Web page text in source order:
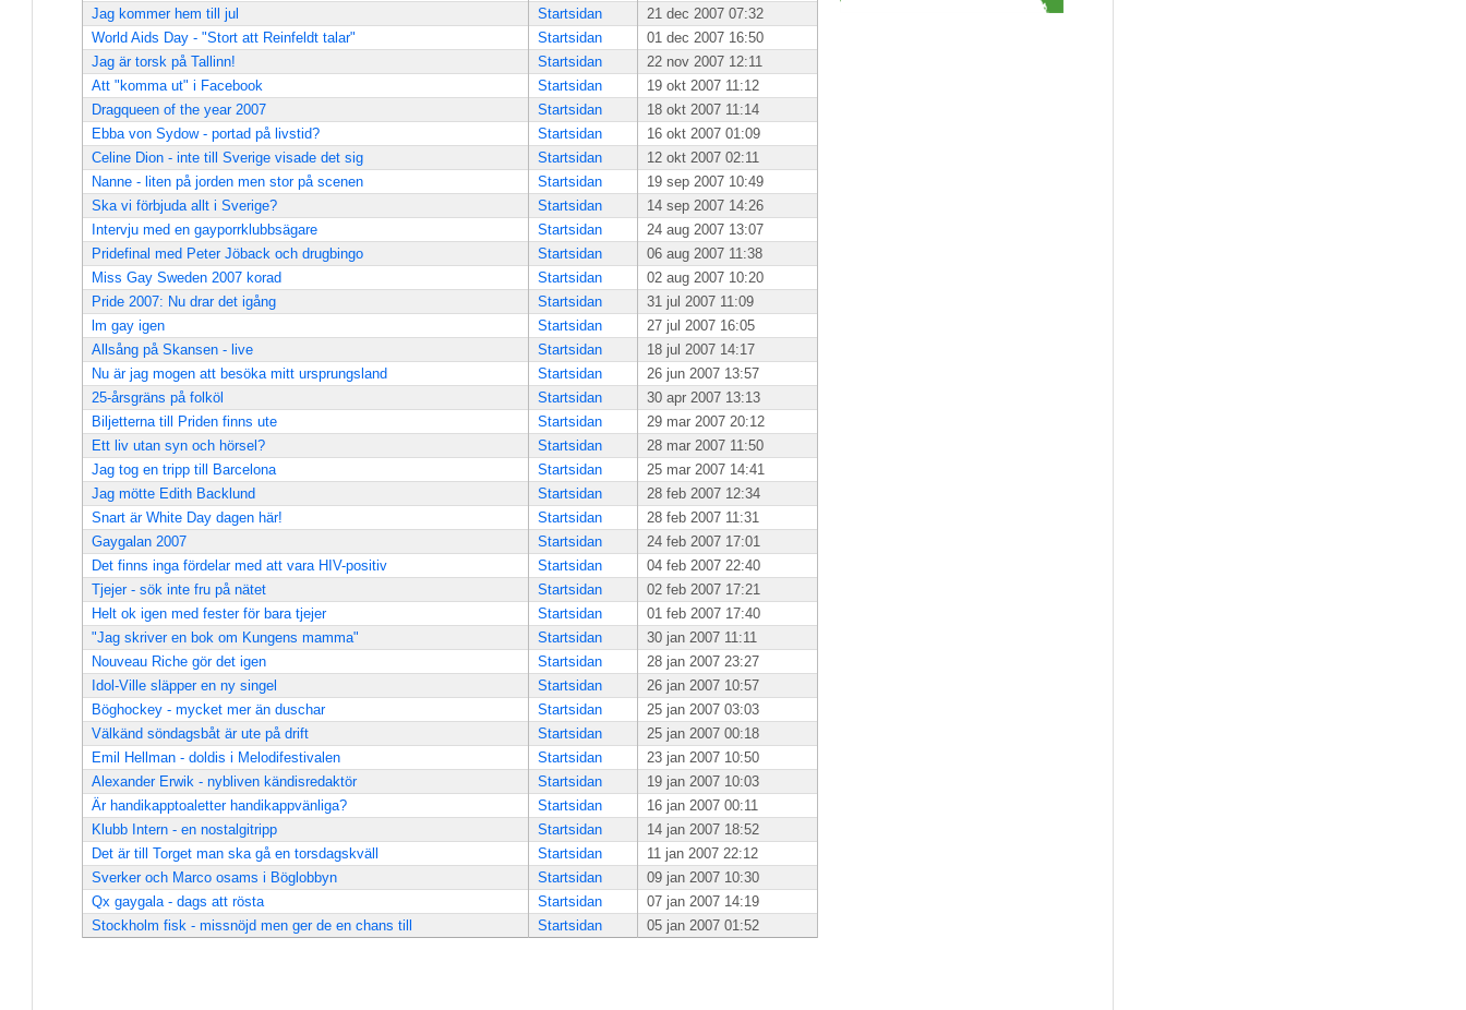
Jag kommer hem till jul
Startsidan
21 dec 2007 07:32
World Aids Day - "Stort att Reinfeldt talar"
Startsidan
01 dec 2007 16:50
Jag är torsk på Tallinn!
Startsidan
22 nov 2007 12:11
Att "komma ut" i Facebook
Startsidan
19 okt 2007 11:12
Dragqueen of the year 2007
Startsidan
18 okt 2007 11:14
Ebba von Sydow - portad på livstid?
Startsidan
16 okt 2007 01:09
Celine Dion - inte till Sverige visade det sig
Startsidan
12 okt 2007 02:11
Nanne - liten på jorden men stor på scenen
Startsidan
19 sep 2007 10:49
Ska vi förbjuda allt i Sverige?
Startsidan
14 sep 2007 14:26
Intervju med en gayporrklubbsägare
Startsidan
24 aug 2007 13:07
Pridefinal med Peter Jöback och drugbingo
Startsidan
06 aug 2007 11:38
Miss Gay Sweden 2007 korad
Startsidan
02 aug 2007 10:20
Pride 2007: Nu drar det igång
Startsidan
31 jul 2007 11:09
lm gay igen
Startsidan
27 jul 2007 16:05
Allsång på Skansen - live
Startsidan
18 jul 2007 14:17
Nu är jag mogen att besöka mitt ursprungsland
Startsidan
26 jun 2007 13:57
25-årsgräns på folköl
Startsidan
30 apr 2007 13:13
Biljetterna till Priden finns ute
Startsidan
29 mar 2007 20:12
Ett liv utan syn och hörsel?
Startsidan
28 mar 2007 11:50
Jag tog en tripp till Barcelona
Startsidan
25 mar 2007 14:41
Jag mötte Edith Backlund
Startsidan
28 feb 2007 12:34
Snart är White Day dagen här!
Startsidan
28 feb 2007 11:31
Gaygalan 2007
Startsidan
24 feb 2007 17:01
Det finns inga fördelar med att vara HIV-positiv
Startsidan
04 feb 2007 22:40
Tjejer - sök inte fru på nätet
Startsidan
02 feb 2007 17:21
Helt ok igen med fester för bara tjejer
Startsidan
01 feb 2007 17:40
"Jag skriver en bok om Kungens mamma"
Startsidan
30 jan 2007 11:11
Nouveau Riche gör det igen
Startsidan
28 jan 2007 23:27
Idol-Ville släpper en ny singel
Startsidan
26 jan 2007 10:57
Böghockey - mycket mer än duschar
Startsidan
25 jan 2007 03:03
Välkänd söndagsbåt är ute på drift
Startsidan
25 jan 2007 00:18
Emil Hellman - doldis i Melodifestivalen
Startsidan
23 jan 2007 10:50
Alexander Erwik - nybliven kändisredaktör
Startsidan
19 jan 2007 10:03
Är handikapptoaletter handikappvänliga?
Startsidan
16 jan 2007 00:11
Klubb Intern - en nostalgitripp
Startsidan
14 jan 2007 18:52
Det är till Torget man ska gå en torsdagskväll
Startsidan
11 jan 2007 22:12
Sverker och Marco osams i Böglobbyn
Startsidan
09 jan 2007 10:30
Qx gaygala - dags att rösta
Startsidan
07 jan 2007 14:19
Stockholm fisk - missnöjd men ger de en chans till
Startsidan 05 jan 2007 01:52